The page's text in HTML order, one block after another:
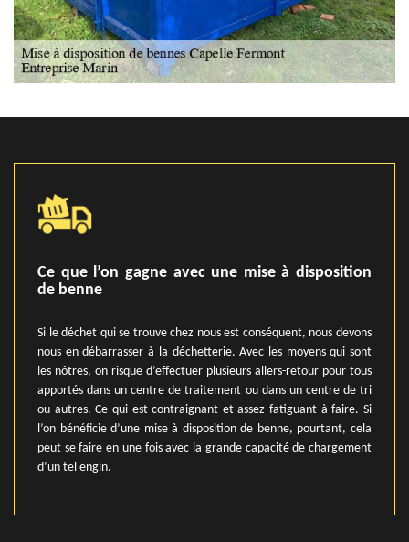
Ce que l’on gagne avec une mise à disposition
de benne
Si le déchet qui se trouve chez nous est conséquent, nous devons
nous en débarrasser à la déchetterie. Avec les moyens qui sont
les nôtres, on risque d’effectuer plusieurs allers-retour pour tous
apportés dans un centre de traitement ou dans un centre de tri
ou autres. Ce qui est contraignant et assez fatiguant à faire. Si
l’on bénéficie d’une mise à disposition de benne, pourtant, cela
peut se faire en une fois avec la grande capacité de chargement
d’un tel engin.